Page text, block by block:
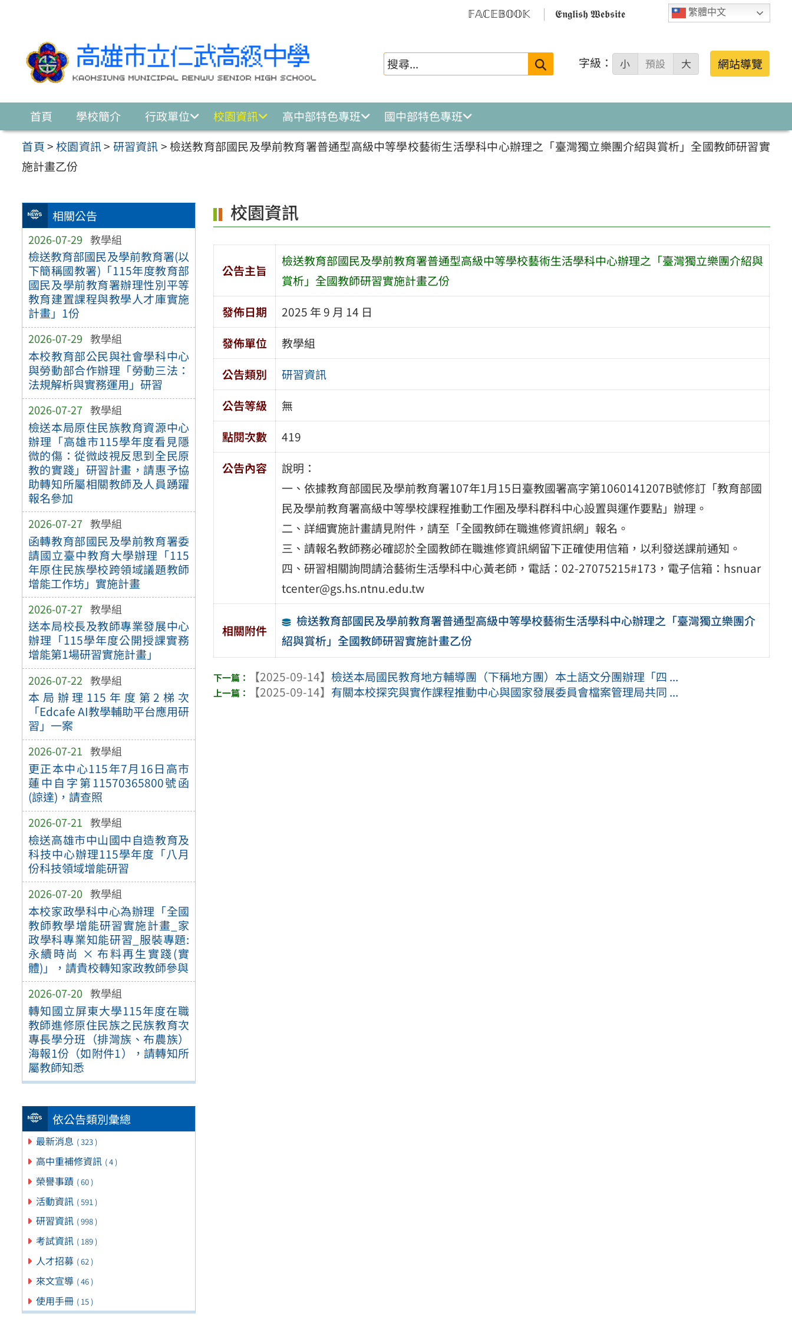
繁體中文
𝔽𝔸ℂ𝔼𝔹𝕆𝕆𝕂 𝕰𝖓𝖌𝖑𝖎𝖘𝖍 𝖂𝖊𝖇𝖘𝖎𝖙𝖊
搜
字級： 小 預設 大 網站導覽
首頁 學校簡介 行政單位 校園資訊 高中部特色專班
國中部特色專班
首頁>校園資訊> 研習資訊> 檢送教育部國民及學前教育署普通型高級中等學校藝術生活學科中心辦理之「臺灣獨立樂團介紹與賞析」全國教師研習實
施計畫乙份
相關公告
2026-07-29 教學組
檢送教育部國民及學前教育署(以
下簡稱國教署)「115年度教育部
國民及學前教育署辦理性別平等
教育建置課程與教學人才庫實施
計畫」1份
2026-07-29 教學組
本校教育部公民與社會學科中心
與勞動部合作辦理「勞動三法：
法規解析與實務運用」研習
2026-07-27 教學組
檢送本局原住民族教育資源中心
辦理「高雄市115學年度看見隱
微的傷：從微歧視反思到全民原
教的實踐」研習計畫，請惠予協
助轉知所屬相關教師及人員踴躍
報名參加
2026-07-27 教學組
函轉教育部國民及學前教育署委
請國立臺中教育大學辦理「115
年原住民族學校跨領域議題教師
增能工作坊」實施計畫
2026-07-27 教學組
送本局校長及教師專業發展中心
辦理「115學年度公開授課實務
增能第1場研習實施計畫」
2026-07-22 教學組
本局辦理115年度第2梯次
「Edcafe AI教學輔助平台應用研
習」一案
2026-07-21 教學組
更正本中心115年7月16日高市
蓮中自字第11570365800號函
(諒達)，請查照
2026-07-21 教學組
檢送高雄市中山國中自造教育及
科技中心辦理115學年度「八月
份科技領域增能研習
2026-07-20 教學組
本校家政學科中心為辦理「全國
教師教學增能研習實施計畫_家
政學科專業知能研習_服裝專題:
永續時尚 × 布料再生實踐(實
體)」，請貴校轉知家政教師參與
2026-07-20 教學組
轉知國立屏東大學115年度在職
教師進修原住民族之民族教育次
專長學分班（排灣族、布農族）
海報1份（如附件1），請轉知所
屬教師知悉
依公告類別彙總
最新消息 ( 323 )
高中重補修資訊 ( 4 )
榮譽事蹟 ( 60 )
活動資訊 ( 591 )
研習資訊 ( 998 )
考試資訊 ( 189 )
人才招募 ( 62 )
來文宣導 ( 46 )
使用手冊 ( 15 )
校園資訊
公告主旨
檢送教育部國民及學前教育署普通型高級中等學校藝術生活學科中心辦理之「臺灣獨立樂團介紹與
賞析」全國教師研習實施計畫乙份
發佈日期
2025 年 9 月 14 日
發佈單位
教學組
公告類別
研習資訊
公告等級
無
點閱次數
419
公告內容
說明：
一、依據教育部國民及學前教育署107年1月15日臺教國署高字第1060141207B號修訂「教育部國
民及學前教育署高級中等學校課程推動工作圈及學科群科中心設置與運作要點」辦理。
二、詳細實施計畫請見附件，請至「全國教師在職進修資訊網」報名。
三、請報名教師務必確認於全國教師在職進修資訊網留下正確使用信箱，以利發送課前通知。
四、研習相關詢問請洽藝術生活學科中心黃老師，電話：02-27075215#173，電子信箱：hsnuar
tcenter@gs.hs.ntnu.edu.tw
相關附件
檢送教育部國民及學前教育署普通型高級中等學校藝術生活學科中心辦理之「臺灣獨立樂團介
紹與賞析」全國教師研習實施計畫乙份
【2025-09-14】 檢送本局國民教育地方輔導團（下稱地方團）本土語文分團辦理「四 ...
【2025-09-14】 有關本校探究與實作課程推動中心與國家發展委員會檔案管理局共同 ...